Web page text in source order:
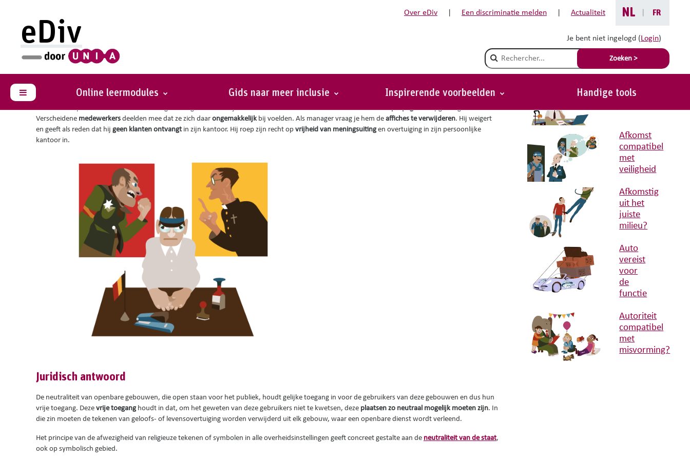
Over eDiv
Een discriminatie melden Actualiteit NL FR
Je bent niet ingelogd (Login)
Champ de recherche
Zoeken >
eDiv
Zijpaneel Online leermodules Gids naar meer inclusie Inspirerende voorbeelden Handige tools
Je bent hier :
Antiklerikale propaganda
Terug
Een statutair personeelslid en vakbondsafgevaardigde heeft in zijn kantoor een reeks oude affiches vanantiklerikale propaganda opgehangen.
Verscheidene medewerkers deelden mee dat ze zich daar ongemakkelijk bij voelden. Als manager vraag je hem de affiches te verwijderen. Hij weigert
en geeft als reden dat hij geen klanten ontvangt in zijn kantoor. Hij roep zijn recht op vrijheid van meningsuitingen overtuiging in zijn persoonlijke
kantoor in.
Juridisch antwoord
De neutraliteit van openbare gebouwen, die open staan voor het publiek, houdt gelijke toegang in voor de gebruikers van deze gebouwen en dus hun
vrije toegang. Deze vrije toeganghoudt in dat, om het geweten van deze gebruikers niet te kwetsen, deze plaatsen zo neutraal mogelijk moeten zijn. In
die zin moeten de tekenen van geloofs- of levensovertuiging worden verwijderd uit elk gebouw, waar een openbare dienst wordt verleend.
Het principe van de afwezigheid van religieuze tekenen of symbolen in alle overheidsinstellingen geeft concreet gestalte aan de neutraliteit van de staat,
ook op symbolisch gebied.
Gerelateerde situaties met
het kader van
Afkomst
compatibel
met
veiligheid
Afkomstig
uit het
juiste
milieu?
Auto
vereist
voor
de
functie
Autoriteit
compatibel
met
misvorming?